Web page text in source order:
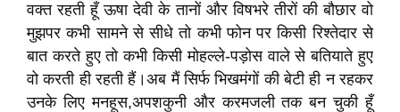
वक्त रहती हूँ ऊषा देवी के तानों और विषभरे तीरों की बौछार वो
मुझपर कभी सामने से सीधे तो कभी फोन पर किसी रिश्तेदार से
बात करते हुए तो कभी किसी मोहल्ले-पड़ोस वाले से बतियाते हुए
वो करती ही रहती हैं।अब मैं सिर्फ भिखमंगों की बेटी ही न रहकर
उनके लिए मनहूस,अपशकुनी और करमजली तक बन चुकी हूँ